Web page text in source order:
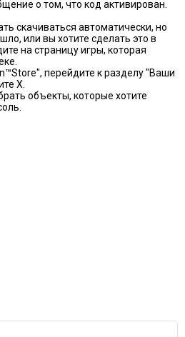
о том, что код активирован.
скачиваться автоматически, но
или вы хотите сделать это в
на страницу игры, которая
перейдите к разделу "Ваши
X.
объекты, которые хотите